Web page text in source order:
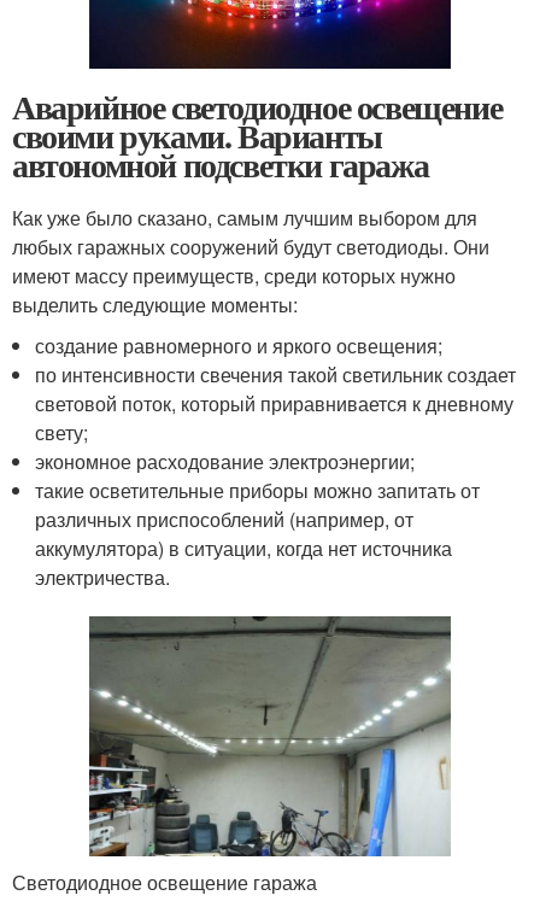
Аварийное светодиодное освещение
своими руками. Варианты
автономной подсветки гаража
Как уже было сказано, самым лучшим выбором для
любых гаражных сооружений будут светодиоды. Они
имеют массу преимуществ, среди которых нужно
выделить следующие моменты:
создание равномерного и яркого освещения;
по интенсивности свечения такой светильник создает
световой поток, который приравнивается к дневному
свету;
экономное расходование электроэнергии;
такие осветительные приборы можно запитать от
различных приспособлений (например, от
аккумулятора) в ситуации, когда нет источника
электричества.
Светодиодное освещение гаража